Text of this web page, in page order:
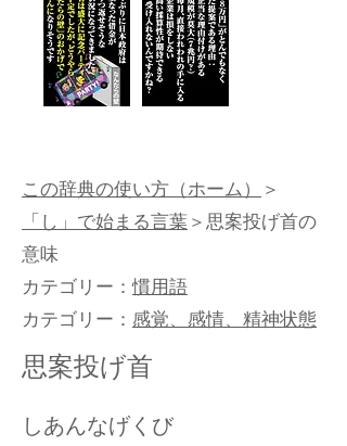
この辞典の使い方（ホーム）＞
「し」で始まる言葉＞思案投げ首の
意味
カテゴリー：慣用語
カテゴリー： 感覚、感情、精神状態
思案投げ首
しあんなげくび